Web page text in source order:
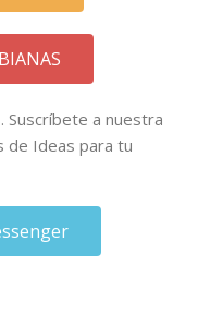
Suscríbete a nuestra
de Ideas para tu